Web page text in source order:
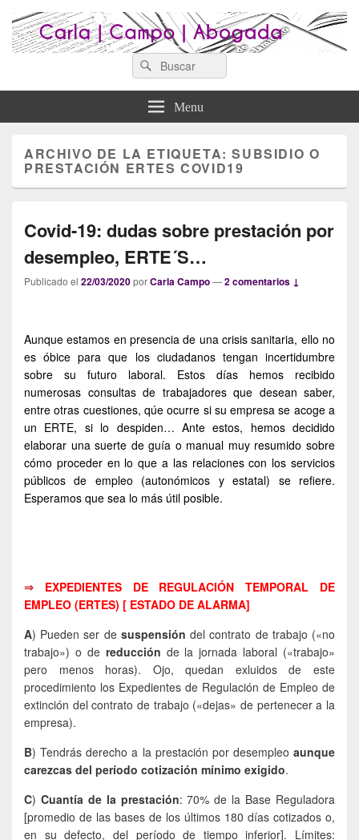
Abogados Lugo : Carla Campo
Abogada
Search
for:
Menu
ARCHIVO DE LA ETIQUETA:SUBSIDIO O
PRESTACIÓN ERTES COVID19
Covid-19: dudas sobre prestación por
desempleo, ERTE´S…
Publicado el 22/03/2020porCarla Campo—2 comentarios ↓
Aunque estamos en presencia de una crisis sanitaria, ello no
es óbice para que los ciudadanos tengan incertidumbre
sobre su futuro laboral. Estos días hemos recibido
numerosas consultas de trabajadores que desean saber,
entre otras cuestiones, qúe ocurre si su empresa se acoge a
un ERTE, si lo despiden… Ante estos, hemos decidido
elaborar una suerte de guía o manual muy resumido sobre
cómo proceder en lo que a las relaciones con los servicios
públicos de empleo (autonómicos y estatal) se refiere.
Esperamos que sea lo más útil posible.
⇒
EXPEDIENTES DE REGULACIÓN TEMPORAL DE
EMPLEO (ERTES) [ ESTADO DE ALARMA]
A) Pueden ser de suspensión del contrato de trabajo («no
trabajo») o de reducción de la jornada laboral («trabajo»
pero menos horas). Ojo, quedan exluidos de este
procedimiento los Expedientes de Regulación de Empleo de
extinción del contrato de trabajo («dejas» de pertenecer a la
empresa).
B) Tendrás derecho a la prestación por desempleo aunque
carezcas del período cotización mínimo exigido.
C) Cuantía de la prestación: 70% de la Base Reguladora
[promedio de las bases de los últimos 180 días cotizados o,
en su defecto, del período de tiempo inferior]. Límites: